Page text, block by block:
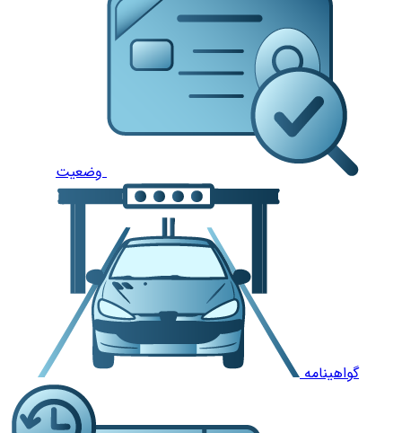
وضعیت
گواهینامه